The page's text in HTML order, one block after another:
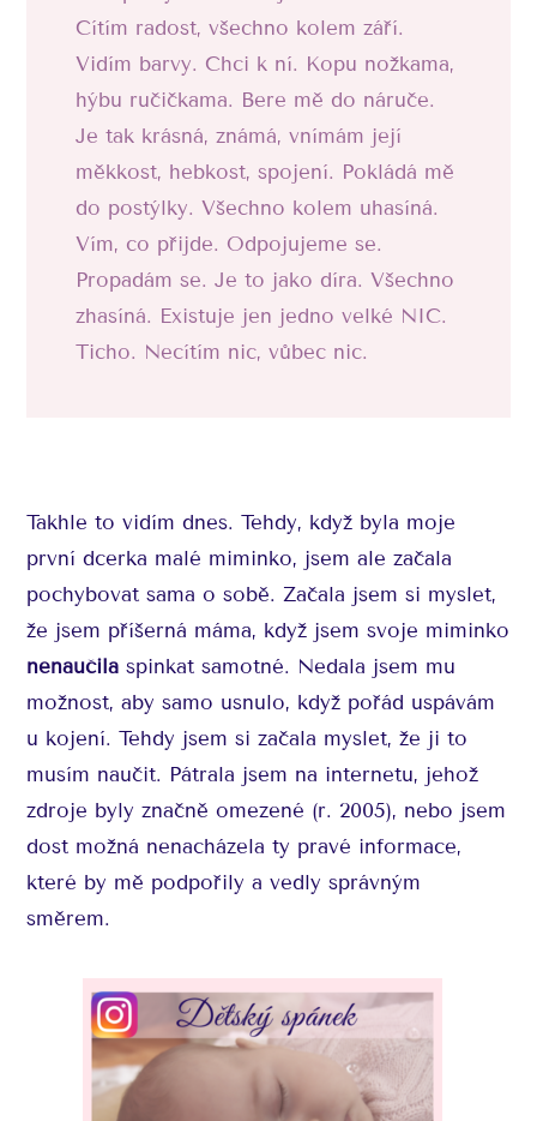
Cítím radost, všechno kolem září.
Vidím barvy. Chci k ní. Kopu nožkama,
hýbu ručičkama. Bere mě do náruče.
Je tak krásná, známá, vnímám její
měkkost, hebkost, spojení. Pokládá mě
do postýlky. Všechno kolem uhasíná.
Vím, co přijde. Odpojujeme se.
Propadám se. Je to jako díra. Všechno
zhasíná. Existuje jen jedno velké NIC.
Ticho. Necítím nic, vůbec nic.
Takhle to vidím dnes. Tehdy, když byla moje
první dcerka malé miminko, jsem ale začala
pochybovat sama o sobě. Začala jsem si myslet,
že jsem příšerná máma, když jsem svoje miminko
nenaučila spinkat samotné. Nedala jsem mu
možnost, aby samo usnulo, když pořád uspávám
u kojení. Tehdy jsem si začala myslet, že ji to
musím naučit. Pátrala jsem na internetu, jehož
zdroje byly značně omezené (r. 2005), nebo jsem
dost možná nenacházela ty pravé informace,
které by mě podpořily a vedly správným
směrem.